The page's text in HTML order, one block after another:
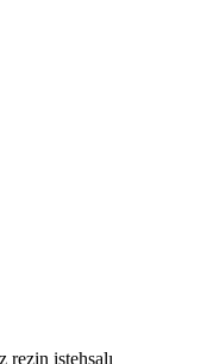
rezin istehsalı